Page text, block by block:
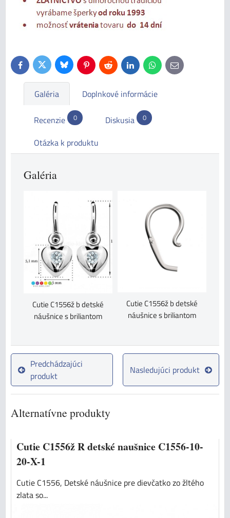
FacebookTwitterBlueskyPinterestReddit LinkedInWhatsApp
E-
mail
Galéria Doplnkové informácie
Recenzie 0 Diskusia 0
Otázka k produktu
Galéria
Cutie C1556ž b detské
náušnice s briliantom
Cutie C1556ž b detské
náušnice s briliantom
Predchádzajúci
produkt
Nasledujúci produkt
Alternatívne produkty
Cutie C1556ž R detské naušnice C1556-10-
20-X-1
Cutie C1556, Detské náušnice pre dievčatko zo žltého
zlata so...